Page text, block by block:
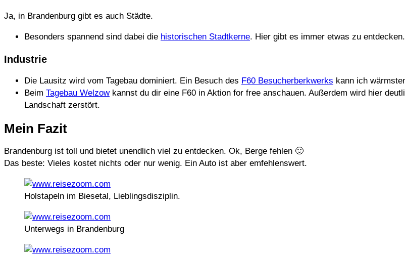
Ja, in Brandenburg gibt es auch Städte.
Besonders spannend sind dabei die historischen Stadtkerne. Hier gibt es immer etwas zu entdecken.
Industrie
Die Lausitz wird vom Tagebau dominiert. Ein Besuch des F60 Besucherberkwerks kann ich
Beim Tagebau Welzowkannst du dir eine F60 in Aktion for free anschauen. Außerdem wird hier
Landschaft zerstört.
Mein Fazit
Brandenburg ist toll und bietet unendlich viel zu entdecken. Ok, Berge fehlen 🙂
Das beste: Vieles kostet nichts oder nur wenig. Ein Auto ist aber emfehlenswert.
Holstapeln im Biesetal, Lieblingsdisziplin.
Unterwegs in Brandenburg